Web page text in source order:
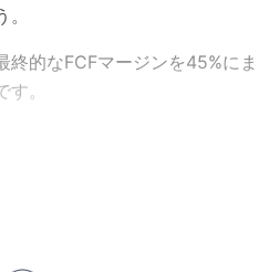
終的なFCFマージンを45%にま
。